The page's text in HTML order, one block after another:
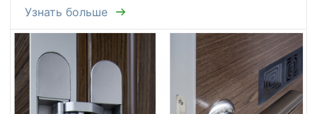
Узнать больше